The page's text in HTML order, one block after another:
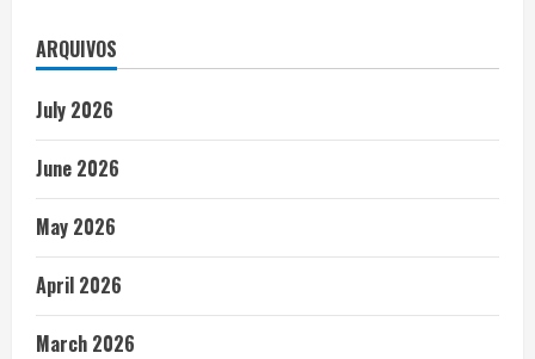
ARQUIVOS
July 2026
June 2026
May 2026
April 2026
March 2026